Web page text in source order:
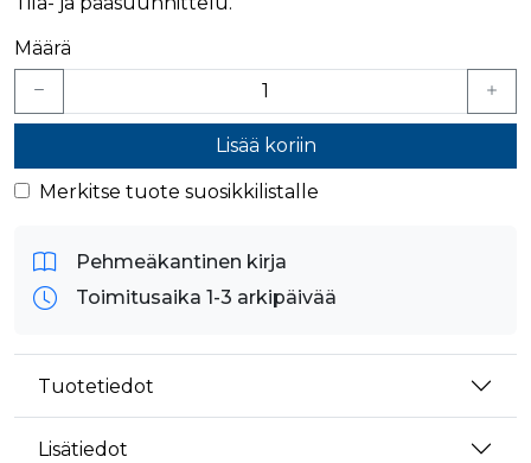
Määrä
Lisää koriin
Merkitse tuote suosikkilistalle
Pehmeäkantinen kirja
Toimitusaika 1-3 arkipäivää
Tuotetiedot
Lisätiedot